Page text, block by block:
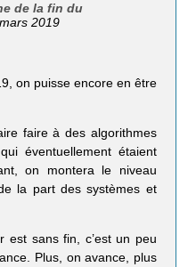
de la fin du
2019
on puisse encore en être
faire à des algorithmes
éventuellement étaient
on montera le niveau
la part des systèmes et
est sans fin, c’est un peu
Plus, on avance, plus